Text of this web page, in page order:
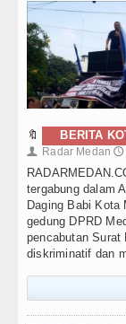
🔖 BERITA
👤 Radar Medan 🕔
tergabung dalam
Daging Babi Kota
gedung DPRD
pencabutan Surat
diskriminatif dan